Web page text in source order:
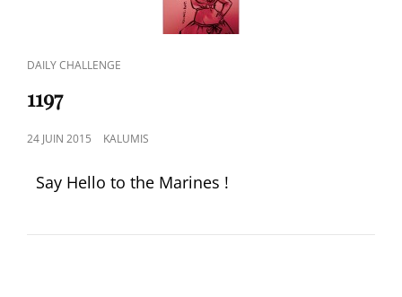
CAT
DAILY CHALLENGE
1197
POSTED
24 JUIN 2015 KALUMIS
Say Hello to the Marines !